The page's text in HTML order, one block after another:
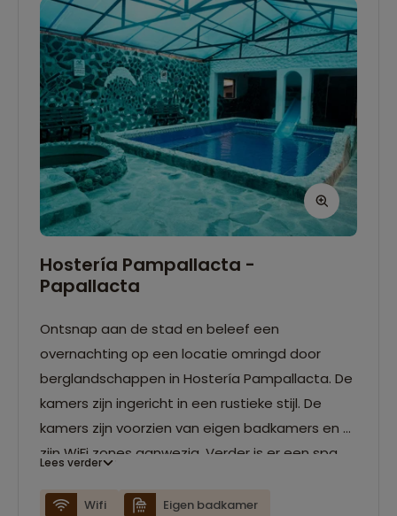
Hostería Pampallacta -
Papallacta
Ontsnap aan de stad en beleef een
overnachting op een locatie omringd door
berglandschappen in Hostería Pampallacta. De
kamers zijn ingericht in een rustieke stijl. De
kamers zijn voorzien van eigen badkamers en er
zijn WiFi zones aanwezig. Verder is er een spa
verschillende ontspanningstherapieën kunt
Lees verder
Wifi
Eigen badkamer